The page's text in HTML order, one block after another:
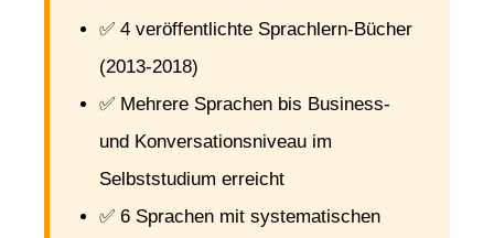
✅ 4 veröffentlichte Sprachlern-Bücher
(2013-2018)
✅ Mehrere Sprachen bis Business-
und Konversationsniveau im
Selbststudium erreicht
✅ 6 Sprachen mit systematischen